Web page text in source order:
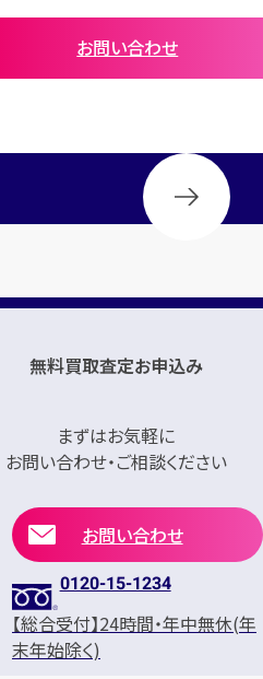
お問い合わせ
無料買取査定お申込み
まずはお気軽に
お問い合わせ・ご相談ください
お問い合わせ
0120-15-1234
【総合受付】24時間・年中無休(年
末年始除く)